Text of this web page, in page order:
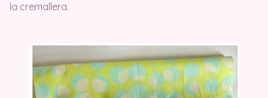
la cremallera.